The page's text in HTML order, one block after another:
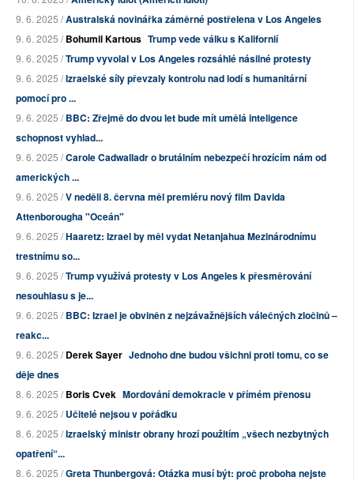
9. 6. 2025 /Australská novinářka záměrné postřelena v Los Angeles
9. 6. 2025 /Bohumil Kartous Trump vede válku s Kalifornií
9. 6. 2025 /Trump vyvolal v Los Angeles rozsáhlé násilné protesty
9. 6. 2025 /Izraelské síly převzaly kontrolu nad lodí s humanitární
pomocí pro ...
9. 6. 2025 /BBC: Zřejmě do dvou let bude mít umělá inteligence
schopnost vyhlad...
9. 6. 2025 /Carole Cadwalladr o brutálním nebezpečí hrozícím nám od
amerických ...
9. 6. 2025 /V neděli 8. června měl premiéru nový film Davida
Attenborougha "Oceán"
9. 6. 2025 /Haaretz: Izrael by měl vydat Netanjahua Mezinárodnímu
trestnímu so...
9. 6. 2025 /Trump využívá protesty v Los Angeles k přesměrování
nesouhlasu s je...
9. 6. 2025 /BBC: Izrael je obviněn z nejzávažnějších válečných zločinů –
reakc...
9. 6. 2025 /Derek Sayer Jednoho dne budou všichni proti tomu, co se
děje dnes
8. 6. 2025 /Boris Cvek Mordování demokracie v přímém přenosu
9. 6. 2025 /Učitelé nejsou v pořádku
8. 6. 2025 /Izraelský ministr obrany hrozí použitím „všech nezbytných
opatření“...
8. 6. 2025 /Greta Thunbergová: Otázka musí být: proč proboha nejste